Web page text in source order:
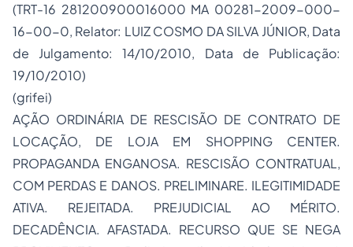
(TRT-16 281200900016000 MA 00281-2009-000-
16-00-0, Relator: LUIZ COSMO DA SILVA JÚNIOR, Data
de Julgamento: 14/10/2010, Data de Publicação:
19/10/2010)
(grifei)
AÇÃO ORDINÁRIA DE RESCISÃO DE CONTRATO DE
LOCAÇÃO, DE LOJA EM SHOPPING CENTER.
PROPAGANDA ENGANOSA. RESCISÃO CONTRATUAL,
COM PERDAS E DANOS. PRELIMINARE. ILEGITIMIDADE
ATIVA. REJEITADA. PREJUDICIAL AO MÉRITO.
DECADÊNCIA. AFASTADA. RECURSO QUE SE NEGA